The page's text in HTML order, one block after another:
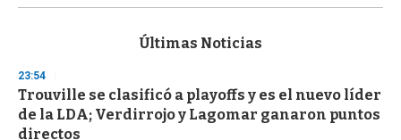
s
d
s
o
f
Últimas Noticias
23:54
Trouville se clasificó a playoffs y es el nuevo líder
de la LDA; Verdirrojo y Lagomar ganaron puntos
directos